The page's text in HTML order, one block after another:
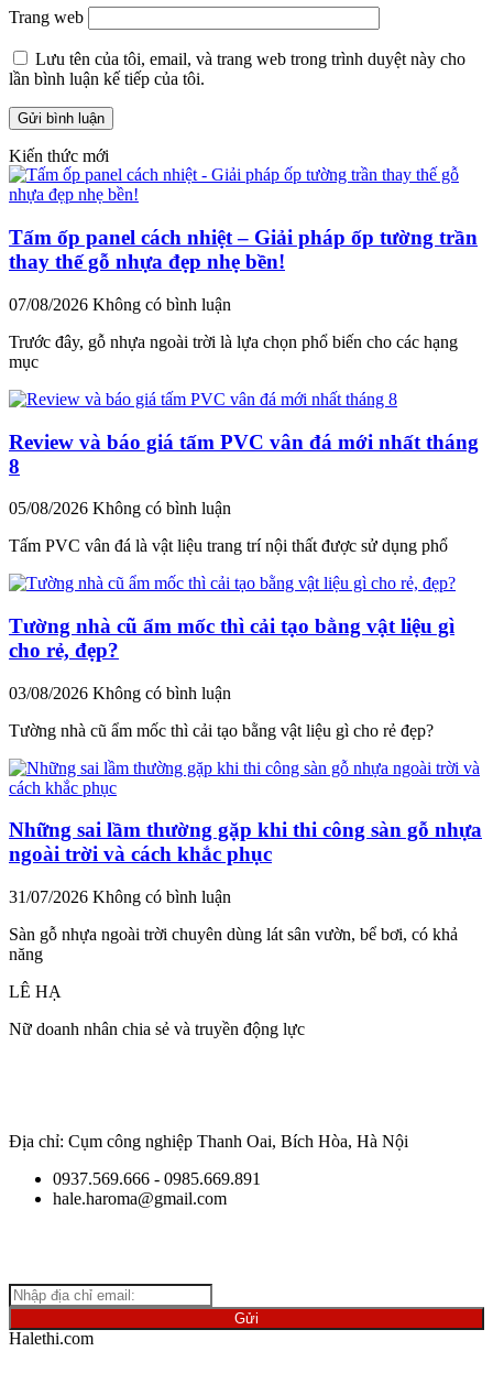
Trang web
Lưu tên của tôi, email, và trang web trong trình duyệt này cho
lần bình luận kế tiếp của tôi.
Kiến thức mới
Tấm ốp panel cách nhiệt – Giải pháp ốp tường trần
thay thế gỗ nhựa đẹp nhẹ bền!
07/08/2026 Không có bình luận
Trước đây, gỗ nhựa ngoài trời là lựa chọn phổ biến cho các hạng
mục
Review và báo giá tấm PVC vân đá mới nhất tháng
8
05/08/2026 Không có bình luận
Tấm PVC vân đá là vật liệu trang trí nội thất được sử dụng phổ
Tường nhà cũ ẩm mốc thì cải tạo bằng vật liệu gì
cho rẻ, đẹp?
03/08/2026 Không có bình luận
Tường nhà cũ ẩm mốc thì cải tạo bằng vật liệu gì cho rẻ đẹp?
Những sai lầm thường gặp khi thi công sàn gỗ nhựa
ngoài trời và cách khắc phục
31/07/2026 Không có bình luận
Sàn gỗ nhựa ngoài trời chuyên dùng lát sân vườn, bể bơi, có khả
năng
LÊ HẠ
Nữ doanh nhân chia sẻ và truyền động lực
Địa chỉ: Cụm công nghiệp Thanh Oai, Bích Hòa, Hà Nội
0937.569.666 - 0985.669.891
hale.haroma@gmail.com
Halethi.com